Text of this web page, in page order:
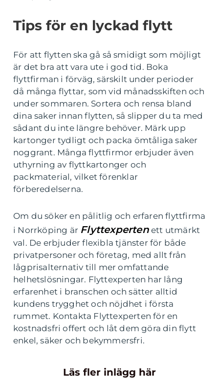
Tips för en lyckad flytt
För att flytten ska gå så smidigt som möjligt
är det bra att vara ute i god tid. Boka
flyttfirman i förväg, särskilt under perioder
då många flyttar, som vid månadsskiften och
under sommaren. Sortera och rensa bland
dina saker innan flytten, så slipper du ta med
sådant du inte längre behöver. Märk upp
kartonger tydligt och packa ömtåliga saker
noggrant. Många flyttfirmor erbjuder även
uthyrning av flyttkartonger och
packmaterial, vilket förenklar
förberedelserna.
Om du söker en pålitlig och erfaren flyttfirma
i Norrköping är Flyttexperten ett utmärkt
val. De erbjuder flexibla tjänster för både
privatpersoner och företag, med allt från
lågprisalternativ till mer omfattande
helhetslösningar. Flyttexperten har lång
erfarenhet i branschen och sätter alltid
kundens trygghet och nöjdhet i första
rummet. Kontakta Flyttexperten för en
kostnadsfri offert och låt dem göra din flytt
enkel, säker och bekymmersfri.
Läs fler inlägg här